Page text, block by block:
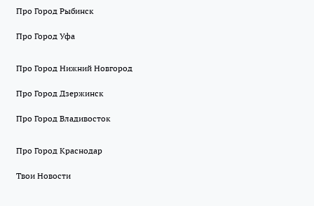
Про Город Рыбинск
Про Город Уфа
Про Город Нижний Новгород
Про Город Дзержинск
Про Город Владивосток
Про Город Краснодар
Твои Новости